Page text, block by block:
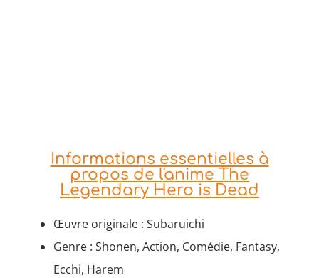
Informations essentielles à
propos de l'anime The
Legendary Hero is Dead
Œuvre originale : Subaruichi
Genre : Shonen, Action, Comédie, Fantasy,
Ecchi, Harem